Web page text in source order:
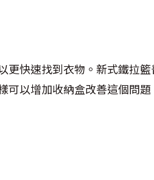
更快速找到衣物。新式鐵拉
可以增加收納盒改善這個問